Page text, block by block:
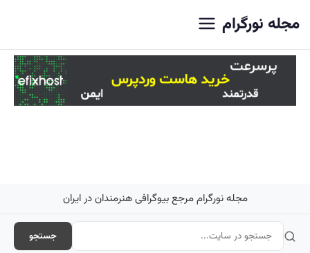
مجله نورگرام
مجله نورگرام مرجع بیوگرافی هنرمندان در ایران
جستجو